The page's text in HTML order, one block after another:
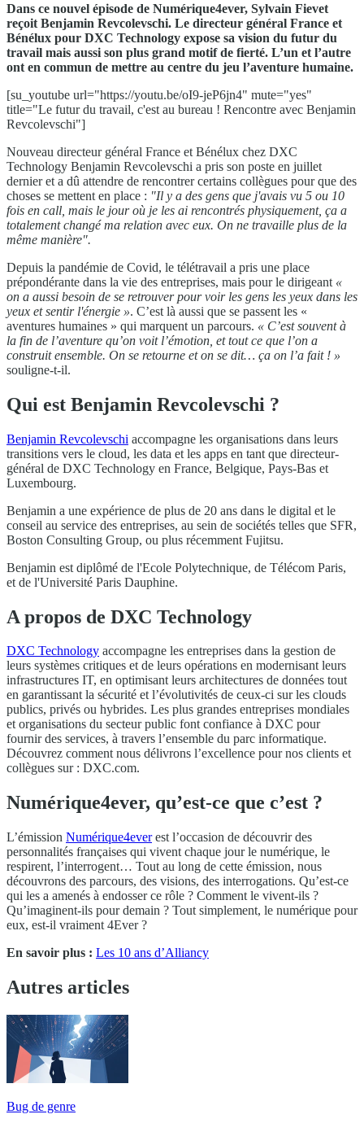
Dans ce nouvel épisode de Numérique4ever, Sylvain Fievet
reçoit Benjamin Revcolevschi. Le directeur général France et
Bénélux pour DXC Technology expose sa vision du futur du
travail mais aussi son plus grand motif de fierté. L’un et l’autre
ont en commun de mettre au centre du jeu l’aventure humaine.
[su_youtube url="https://youtu.be/oI9-jeP6jn4" mute="yes"
title="Le futur du travail, c'est au bureau ! Rencontre avec Benjamin
Revcolevschi"]
Nouveau directeur général France et Bénélux chez DXC
Technology Benjamin Revcolevschi a pris son poste en juillet
dernier et a dû attendre de rencontrer certains collègues pour que des
choses se mettent en place : "Il y a des gens que j'avais vu 5 ou 10
fois en call, mais le jour où je les ai rencontrés physiquement, ça a
totalement changé ma relation avec eux. On ne travaille plus de la
même manière".
Depuis la pandémie de Covid, le télétravail a pris une place
prépondérante dans la vie des entreprises, mais pour le dirigeant «
on a aussi besoin de se retrouver pour voir les gens les yeux dans les
yeux et sentir l'énergie ». C’est là aussi que se passent les «
aventures humaines » qui marquent un parcours. « C’est souvent à
la fin de l’aventure qu’on voit l’émotion, et tout ce que l’on a
construit ensemble. On se retourne et on se dit… ça on l’a fait ! »
souligne-t-il.
Qui est Benjamin Revcolevschi ?
Benjamin Revcolevschi accompagne les organisations dans leurs
transitions vers le cloud, les data et les apps en tant que directeur-
général de DXC Technology en France, Belgique, Pays-Bas et
Luxembourg.
Benjamin a une expérience de plus de 20 ans dans le digital et le
conseil au service des entreprises, au sein de sociétés telles que SFR,
Boston Consulting Group, ou plus récemment Fujitsu.
Benjamin est diplômé de l'Ecole Polytechnique, de Télécom Paris,
et de l'Université Paris Dauphine.
A propos de DXC Technology
DXC Technology accompagne les entreprises dans la gestion de
leurs systèmes critiques et de leurs opérations en modernisant leurs
infrastructures IT, en optimisant leurs architectures de données tout
en garantissant la sécurité et l’évolutivités de ceux-ci sur les clouds
publics, privés ou hybrides. Les plus grandes entreprises mondiales
et organisations du secteur public font confiance à DXC pour
fournir des services, à travers l’ensemble du parc informatique.
Découvrez comment nous délivrons l’excellence pour nos clients et
collègues sur : DXC.com.
Numérique4ever, qu’est-ce que c’est ?
L’émission Numérique4everest l’occasion de découvrir des
personnalités françaises qui vivent chaque jour le numérique, le
respirent, l’interrogent… Tout au long de cette émission, nous
découvrons des parcours, des visions, des interrogations. Qu’est-ce
qui les a amenés à endosser ce rôle ? Comment le vivent-ils ?
Qu’imaginent-ils pour demain ? Tout simplement, le numérique pour
eux, est-il vraiment 4Ever ?
En savoir plus : Les 10 ans d’Alliancy
Autres articles
Bug de genre